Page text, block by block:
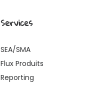
Services
SEA/SMA
Flux Produits
Reporting